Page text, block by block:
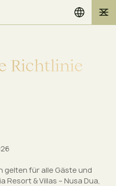
Richtlinie
gelten für alle Gäste und
Resort & Villas – Nusa Dua,